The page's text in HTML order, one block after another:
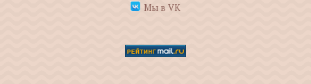
Мы в VK